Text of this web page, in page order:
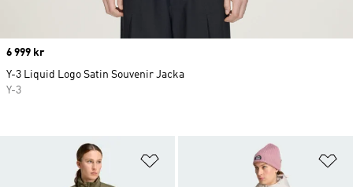
Lägg till på önskelistan
Price
6 999 kr
Y-3 Liquid Logo Satin Souvenir Jacka
Y-3